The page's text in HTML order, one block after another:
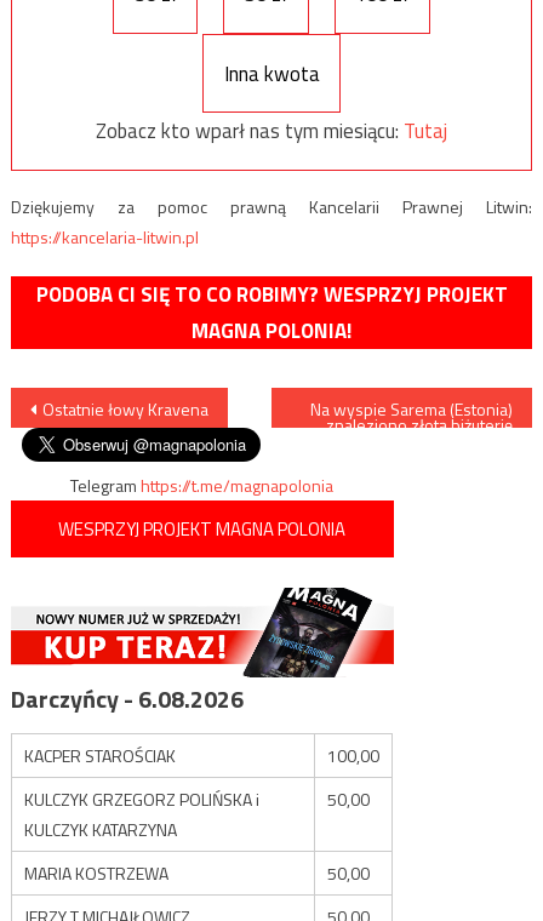
Inna kwota
Zobacz kto wparł nas tym miesiącu: Tutaj
Dziękujemy za pomoc prawną Kancelarii Prawnej Litwin:
https://kancelaria-litwin.pl
PODOBA CI SIĘ TO CO ROBIMY? WESPRZYJ PROJEKT
MAGNA POLONIA!
Nawigacja
wpisu
Ostatnie łowy Kravena Na wyspie Sarema (Estonia)
znaleziono złotą biżuterię
Telegramhttps://t.me/magnapolonia
WESPRZYJ PROJEKT MAGNA POLONIA
Darczyńcy - 6.08.2026
KACPER STAROŚCIAK
100,00
KULCZYK GRZEGORZ POLIŃSKA i
KULCZYK KATARZYNA
50,00
MARIA KOSTRZEWA
50,00